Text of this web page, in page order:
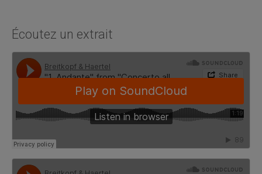
Écoutez un extrait